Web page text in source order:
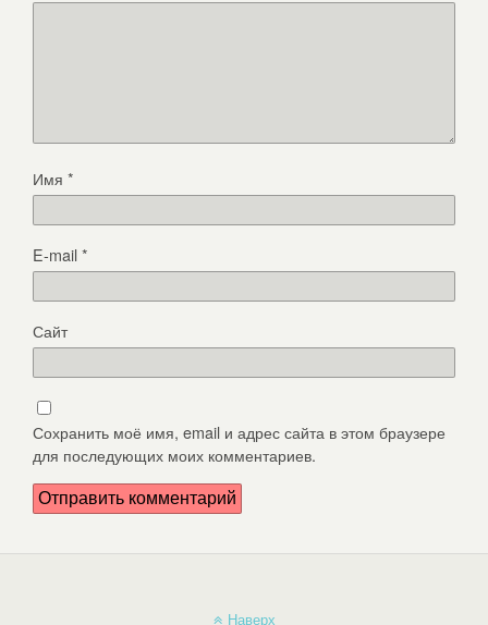
Имя *
E-mail*
Сайт
Сохранить моё имя, email и адрес сайта в этом браузере
для последующих моих комментариев.
Наверх